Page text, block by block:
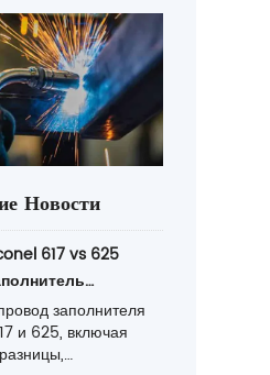
Новости
617 vs 625
основные
здесь
заполнителя
и 625, включая